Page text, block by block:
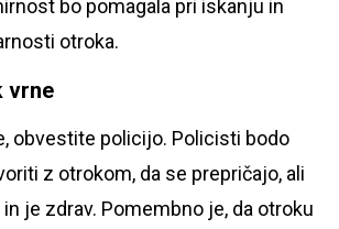
bo pomagala pri iskanju in
otroka.
vrne
obvestite policijo. Policisti bodo
z otrokom, da se prepričajo, ali
je zdrav. Pomembno je, da otroku